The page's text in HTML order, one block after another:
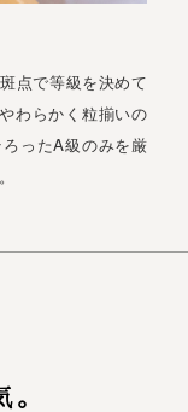
点で等級を決めて
わらかく粒揃いの
ったA級のみを厳